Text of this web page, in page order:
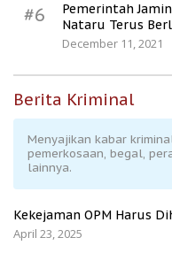
#6
Pemerintah
Nataru Terus
December 11, 2021
Berita Kriminal
Menyajikan kabar
pemerkosaan, begal,
lainnya.
Kekejaman OPM Harus
April 23, 2025